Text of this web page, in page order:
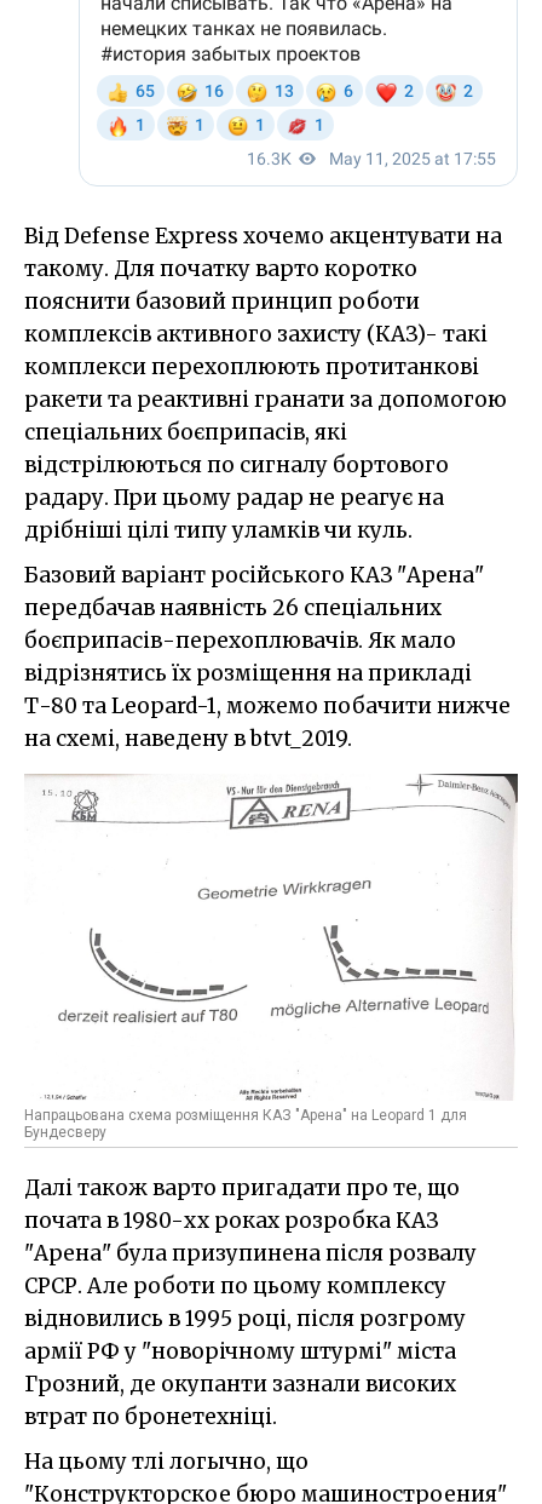
Від Defense Express хочемо акцентувати на
такому. Для початку варто коротко
пояснити базовий принцип роботи
комплексів активного захисту (КАЗ)- такі
комплекси перехоплюють протитанкові
ракети та реактивні гранати за допомогою
спеціальних боєприпасів, які
відстрілюються по сигналу бортового
радару. При цьому радар не реагує на
дрібніші цілі типу уламків чи куль.
Базовий варіант російського КАЗ "Арена"
передбачав наявність 26 спеціальних
боєприпасів-перехоплювачів. Як мало
відрізнятись їх розміщення на прикладі
Т-80 та Leopard-1, можемо побачити нижче
на схемі, наведену в btvt_2019.
Напрацьована схема розміщення КАЗ "Арена" на Leopard 1 для
Бундесверу
Далі також варто пригадати про те, що
почата в 1980-хх роках розробка КАЗ
"Арена" була призупинена після розвалу
СРСР. Але роботи по цьому комплексу
відновились в 1995 році, після розгрому
армії РФ у "новорічному штурмі" міста
Грозний, де окупанти зазнали високих
втрат по бронетехніці.
На цьому тлі логычно, що
"Конструкторское бюро машиностроения"